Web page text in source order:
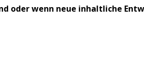
oder wenn neue inhaltliche